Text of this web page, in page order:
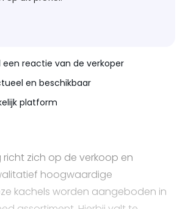
een reactie van de verkoper
en beschikbaar
platform
zich op de verkoop en
hoogwaardige
kachels worden aangeboden in